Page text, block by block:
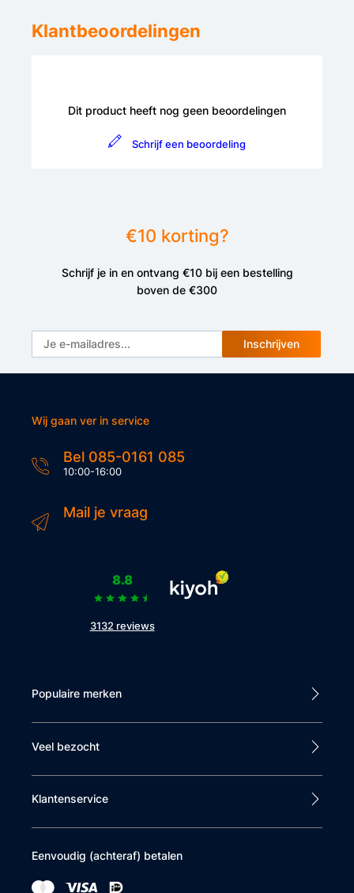
Klantbeoordelingen
Dit product heeft nog geen beoordelingen
Schrijf een beoordeling
€10 korting?
Schrijf je in en ontvang €10 bij een bestelling
boven de €300
Inschrijven
Wij gaan ver in service
Bel 085-0161 085
10:00-16:00
Mail je vraag
8.8
3132 reviews
Populaire merken
Veel bezocht
Klantenservice
Eenvoudig (achteraf) betalen